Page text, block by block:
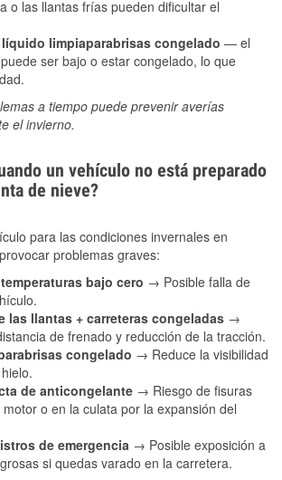
o las llantas frías pueden dificultar el
limpiaparabrisas congelado — el
ser bajo o estar congelado, lo que
a tiempo puede prevenir averías
el invierno.
un vehículo no está preparado
de nieve?
para las condiciones invernales en
problemas graves:
bajo cero → Posible falla de
las llantas + carreteras congeladas →
de frenado y reducción de la tracción.
congelado → Reduce la visibilidad
de anticongelante → Riesgo de fisuras
o en la culata por la expansión del
de emergencia → Posible exposición a
si quedas varado en la carretera.